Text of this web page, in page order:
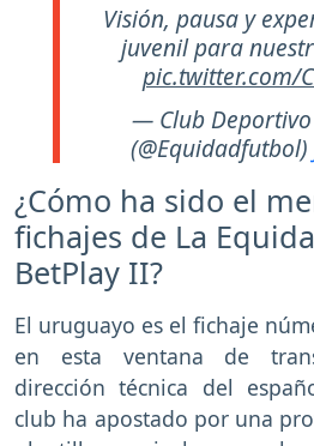
Visión, pausa y
juvenil para
pic.twitter.com/
— Club
(@Equidadfutbol)
¿Cómo ha sido el
fichajes de La
BetPlay II?
El uruguayo es el fichaje
en esta ventana de
dirección técnica del
club ha apostado por una